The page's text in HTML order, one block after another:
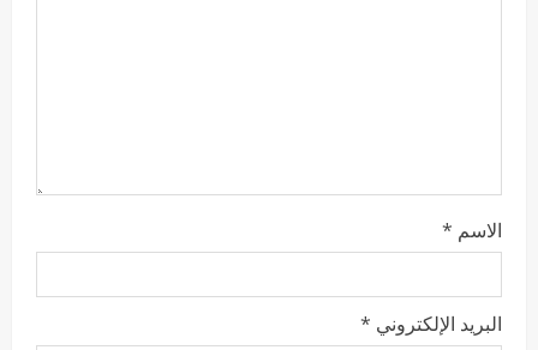
الاسم *
البريد الإلكتروني *